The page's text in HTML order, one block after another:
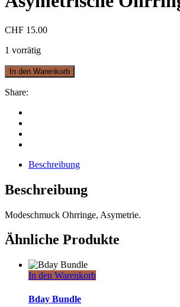
CHF 15.00
1 vorrätig
In den Warenkorb
Share:
Beschreibung
Beschreibung
Modeschmuck Ohrringe, Asymetrie.
Ähnliche Produkte
In den Warenkorb
Bday Bundle